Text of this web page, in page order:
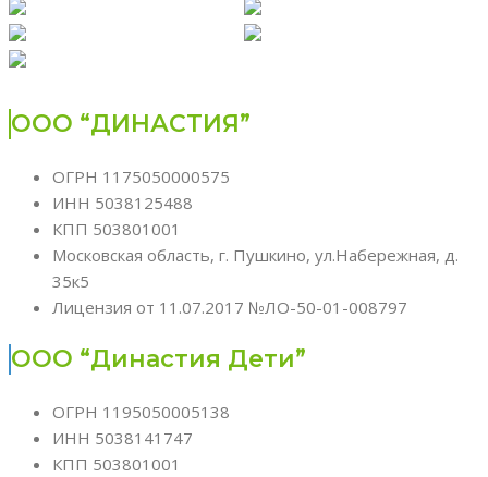
ООО “ДИНАСТИЯ”
ОГРН 1175050000575
ИНН 5038125488
КПП 503801001
Московская область, г. Пушкино, ул.Набережная, д.
35к5
Лицензия от 11.07.2017 №ЛО-50-01-008797
ООО “Династия Дети”
ОГРН 1195050005138
ИНН 5038141747
КПП 503801001